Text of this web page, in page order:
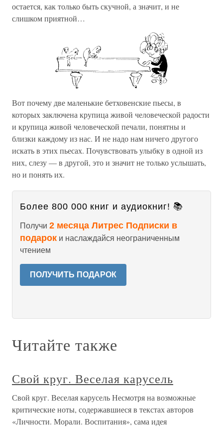
остается, как только быть скучной, а значит, и не
слишком приятной…
Вот почему две маленькие бетховенские пьесы, в
которых заключена крупица живой человеческой радости
и крупица живой человеческой печали, понятны и
близки каждому из нас. И не надо нам ничего другого
искать в этих пьесах. Почувствовать улыбку в одной из
них, слезу — в другой, это и значит не только услышать,
но и понять их.
Более 800 000 книг и аудиокниг! 📚
Получи 2 месяца Литрес Подписки в
подарок и наслаждайся неограниченным
чтением
ПОЛУЧИТЬ ПОДАРОК
Читайте также
Свой круг. Веселая карусель
Свой круг. Веселая карусель Несмотря на возможные
критические ноты, содержавшиеся в текстах авторов
«Личности. Морали. Воспитания», сама идея